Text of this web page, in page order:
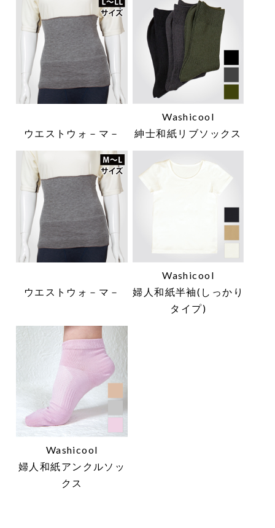
ウエストウォ－マ－
Washicool
紳士和紙リブソックス
ウエストウォ－マ－
Washicool
婦人和紙半袖(しっかり
タイプ)
Washicool
婦人和紙アンクルソッ
クス